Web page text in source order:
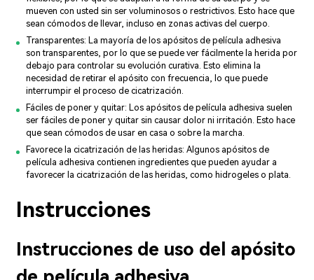
mueven con usted sin ser voluminosos o restrictivos. Esto hace que
sean cómodos de llevar, incluso en zonas activas del cuerpo.
Transparentes: La mayoría de los apósitos de película adhesiva
son transparentes, por lo que se puede ver fácilmente la herida por
debajo para controlar su evolución curativa. Esto elimina la
necesidad de retirar el apósito con frecuencia, lo que puede
interrumpir el proceso de cicatrización.
Fáciles de poner y quitar: Los apósitos de película adhesiva suelen
ser fáciles de poner y quitar sin causar dolor ni irritación. Esto hace
que sean cómodos de usar en casa o sobre la marcha.
Favorece la cicatrización de las heridas: Algunos apósitos de
película adhesiva contienen ingredientes que pueden ayudar a
favorecer la cicatrización de las heridas, como hidrogeles o plata.
Instrucciones
Instrucciones de uso del apósito